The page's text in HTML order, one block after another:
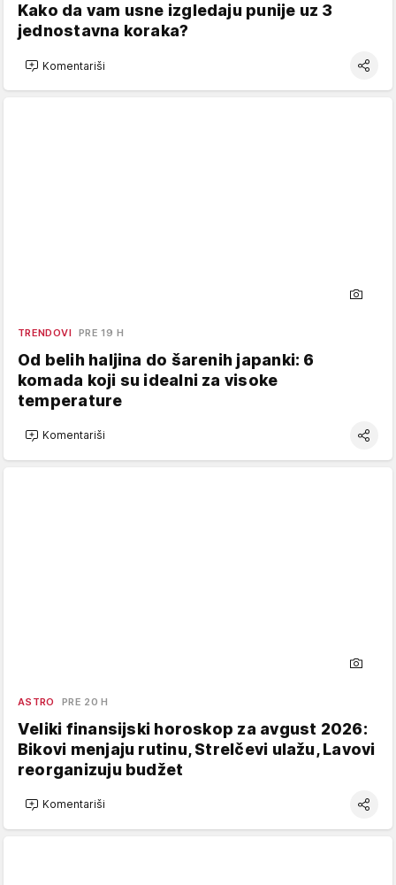
Kako da vam usne izgledaju punije uz 3
jednostavna koraka?
Komentariši
TRENDOVI PRE 19 H
Od belih haljina do šarenih japanki: 6
komada koji su idealni za visoke
temperature
Komentariši
ASTRO PRE 20 H
Veliki finansijski horoskop za avgust 2026:
Bikovi menjaju rutinu, Strelčevi ulažu, Lavovi
reorganizuju budžet
Komentariši